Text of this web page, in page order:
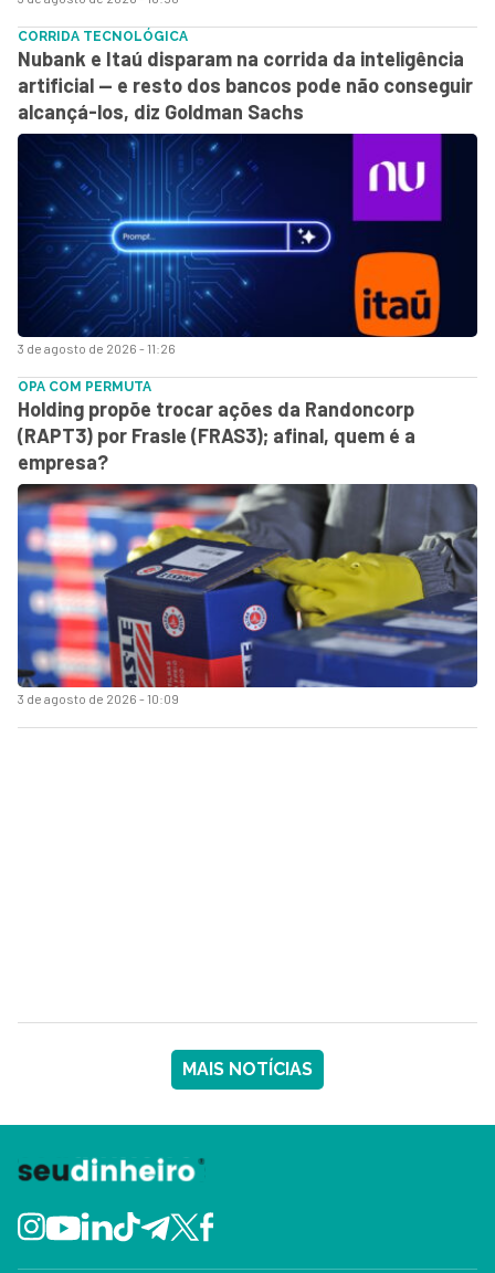
3 de agosto de 2026 - 11:26
CORRIDA TECNOLÓGICA
Nubank e Itaú disparam na corrida da inteligência
artificial — e resto dos bancos pode não conseguir
alcançá-los, diz Goldman Sachs
3 de agosto de 2026 - 10:09
OPA COM PERMUTA
Holding propõe trocar ações da Randoncorp
(RAPT3) por Frasle (FRAS3); afinal, quem é a
empresa?
MAIS NOTÍCIAS